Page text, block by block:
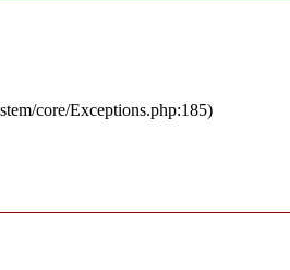
core/Exceptions.php:185)